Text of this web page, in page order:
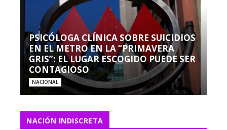
PSICÓLOGA CLÍNICA SOBRE SUICIDIOS
EN EL METRO EN LA “PRIMAVERA
GRIS”: EL LUGAR ESCOGIDO PUEDE SER
CONTAGIOSO
NACIONAL
NACIÓN INDISCRETA